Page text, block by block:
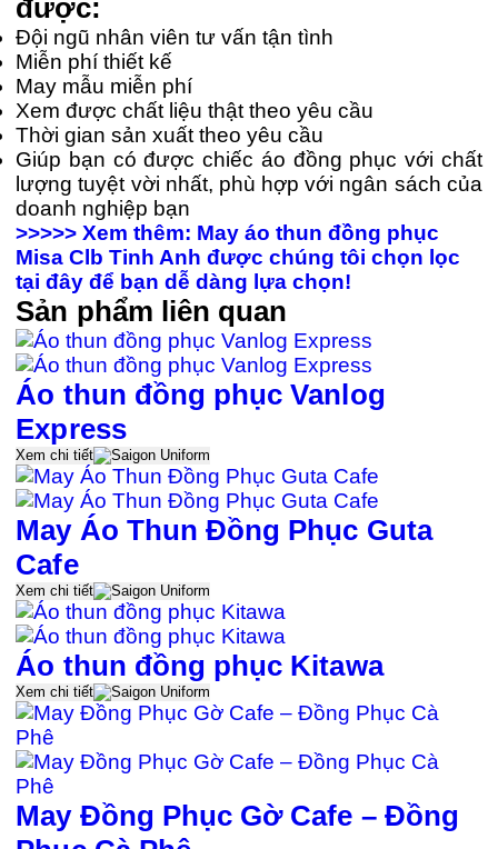
được:
Đội ngũ nhân viên tư vấn tận tình
Miễn phí thiết kế
May mẫu miễn phí
Xem được chất liệu thật theo yêu cầu
Thời gian sản xuất theo yêu cầu
Giúp bạn có được chiếc áo đồng phục với chất
lượng tuyệt vời nhất, phù hợp với ngân sách của
doanh nghiệp bạn
>>>>> Xem thêm: May áo thun đồng phục
Misa Clb Tinh Anh được chúng tôi chọn lọc
tại đây để bạn dễ dàng lựa chọn!
Sản phẩm liên quan
Áo thun đồng phục Vanlog
Express
Xem chi tiết
May Áo Thun Đồng Phục Guta
Cafe
Xem chi tiết
Áo thun đồng phục Kitawa
Xem chi tiết
May Đồng Phục Gờ Cafe – Đồng